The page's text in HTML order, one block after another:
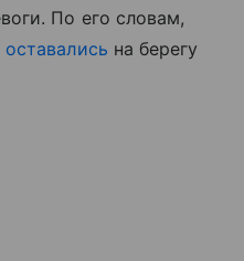
По его словам,
оставались на берегу